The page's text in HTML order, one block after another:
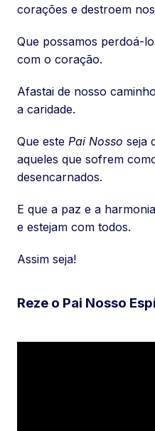
corações e destroem
Que possamos perdoá-
com o coração.
Afastai de nosso
a caridade.
Que este Pai Nosso seja
aqueles que sofrem
desencarnados.
E que a paz e a
e estejam com todos.
Assim seja!
Reze o Pai Nosso